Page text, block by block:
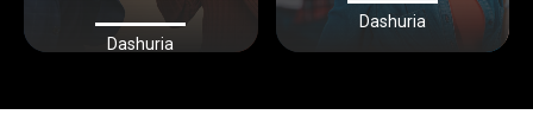
Dashuria
Dashuria